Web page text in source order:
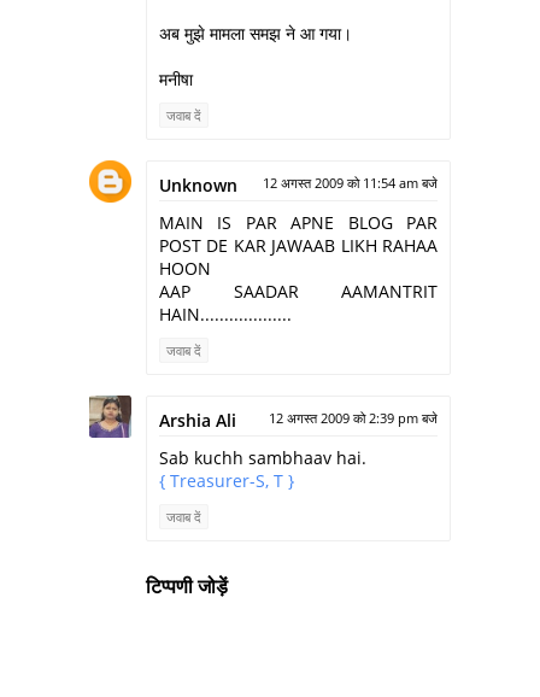
अब मुझे मामला समझ ने आ गया।
मनीषा
जवाब दें
Unknown 12 अगस्त 2009 को 11:54 am बजे
MAIN IS PAR APNE BLOG PAR
POST DE KAR JAWAAB LIKH RAHAA
HOON
AAP SAADAR AAMANTRIT
HAIN...................
जवाब दें
Arshia Ali 12 अगस्त 2009 को 2:39 pm बजे
Sab kuchh sambhaav hai.
{ Treasurer-S, T }
जवाब दें
टिप्पणी जोड़ें